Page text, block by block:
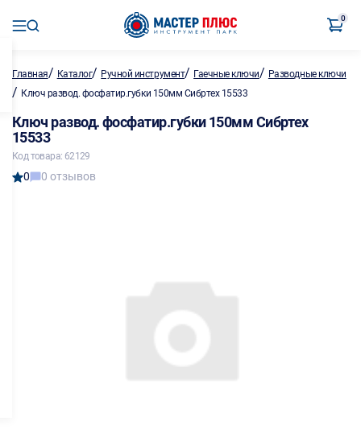
0
Главная/ Каталог/ Ручной инструмент/ Гаечные ключи/ Разводные ключи
/ Ключ развод. фосфатир.губки 150мм Сибртех 15533
Ключ развод. фосфатир.губки 150мм Сибртех
15533
Код товара: 62129
0 0 отзывов